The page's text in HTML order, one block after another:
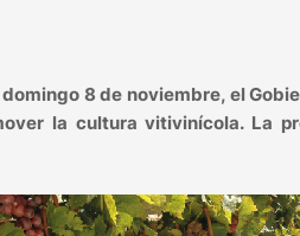
8 de noviembre, el
la cultura vitivinícola. La